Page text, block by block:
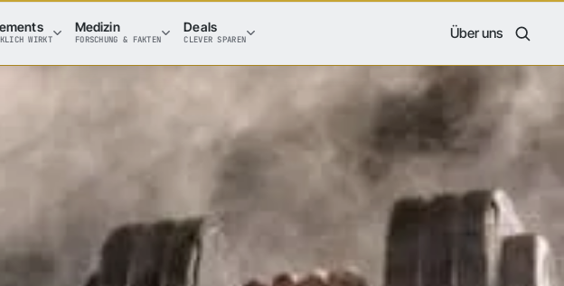
WIRKT
Medizin
FORSCHUNG & FAKTEN
Deals
CLEVER SPAREN Über uns